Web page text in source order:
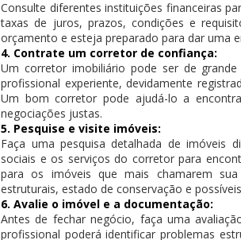
Consulte diferentes instituições financeiras
taxas de juros, prazos, condições e
orçamento e esteja preparado para dar uma
4. Contrate um corretor de confiança:
Um corretor imobiliário pode ser de
profissional experiente, devidamente
Um bom corretor pode ajudá-lo a
negociações justas.
5. Pesquise e visite imóveis:
Faça uma pesquisa detalhada de imóveis
sociais e os serviços do corretor para
para os imóveis que mais chamarem
estruturais, estado de conservação e
6. Avalie o imóvel e a documentação:
Antes de fechar negócio, faça uma
profissional poderá identificar problemas